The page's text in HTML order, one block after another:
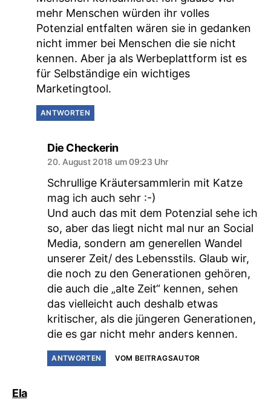
mehr Menschen würden ihr volles
Potenzial entfalten wären sie in gedanken
nicht immer bei Menschen die sie nicht
kennen. Aber ja als Werbeplattform ist es
für Selbständige ein wichtiges
Marketingtool.
ANTWORTEN
Die Checkerinsagt:
20. August 2018 um 09:23 Uhr
Schrullige Kräutersammlerin mit Katze
mag ich auch sehr :-)
Und auch das mit dem Potenzial sehe ich
so, aber das liegt nicht mal nur an Social
Media, sondern am generellen Wandel
unserer Zeit/ des Lebensstils. Glaub wir,
die noch zu den Generationen gehören,
die auch die „alte Zeit“ kennen, sehen
das vielleicht auch deshalb etwas
kritischer, als die jüngeren Generationen,
die es gar nicht mehr anders kennen.
ANTWORTEN VOM BEITRAGSAUTOR
Elasagt: